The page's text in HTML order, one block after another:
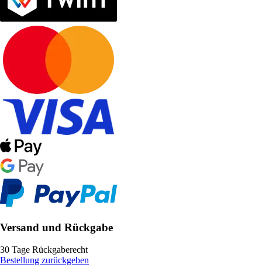
Versand und Rückgabe
30 Tage Rückgaberecht
Bestellung zurückgeben